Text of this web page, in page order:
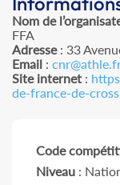
Nom de
FFA
Adresse: 33
Email :
Site internet :
de-france-de-
Code
Niveau :